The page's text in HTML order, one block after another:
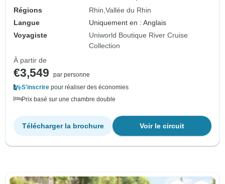
Régions
Rhin Vallée du Rhin
Langue
Uniquement en : Anglais
Voyagiste
Uniworld Boutique River Cruise
Collection
À partir de
€3,549
par personne
S'inscrire pour réaliser des économies
Prix basé sur une chambre double
Voir le circuit
Télécharger la brochure